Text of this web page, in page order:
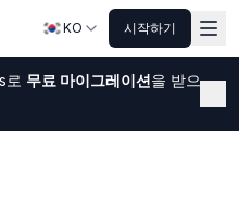
KO 시작하기
로 무료 마이그레이션을 받으
닫